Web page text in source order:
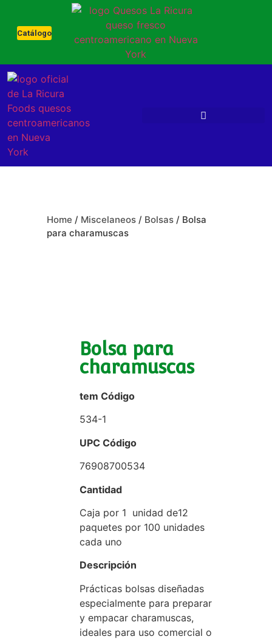
Catálogo
Home / Miscelaneos / Bolsas / Bolsa
para charamuscas
Bolsa para
charamuscas
tem Código
534-1
UPC Código
76908700534
Cantidad
Caja por 1 unidad de12
paquetes por 100 unidades
cada uno
Descripción
Prácticas bolsas diseñadas
especialmente para preparar
y empacar charamuscas,
ideales para uso comercial o